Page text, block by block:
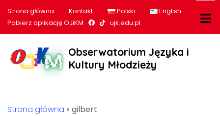
Strona główna Kontakt Polski
English
Pobierz aplikację OJiKM
Nasz profil na Facebook
Nasz profil na tiktok
ujk.edu.pl
Obserwatorium Języka i
Kultury Młodzieży
Strona główna » gilbert